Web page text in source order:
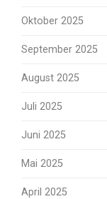
Oktober 2025
September 2025
August 2025
Juli 2025
Juni 2025
Mai 2025
April 2025